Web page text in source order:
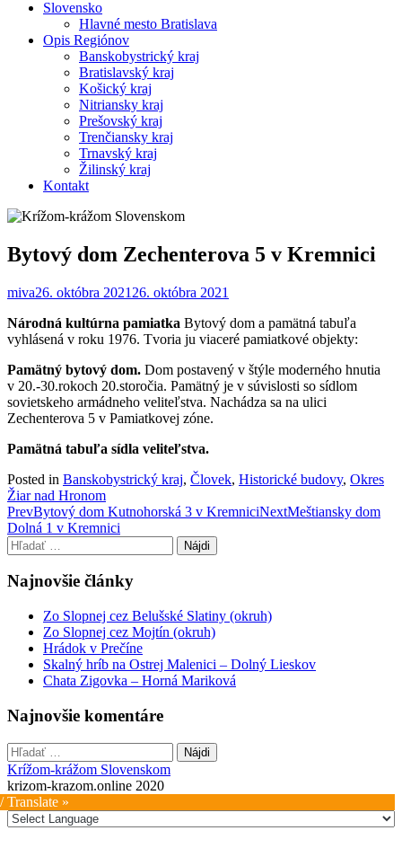
Slovensko
Hlavné mesto Bratislava
Opis Regiónov
Banskobystrický kraj
Bratislavský kraj
Košický kraj
Nitriansky kraj
Prešovský kraj
Trenčiansky kraj
Trnavský kraj
Žilinský kraj
Kontakt
Bytový dom Zechenterova 5 v Kremnici
miva26. októbra 2021 26. októbra 2021
Národná kultúrna pamiatka Bytový dom a pamätná tabuľa
vyhlásená v roku 1976. Tvoria ju viaceré pamiatkové objekty:
Pamätný bytový dom. Dom postavený v štýle moderného hnutia
v 20.-30.rokoch 20.storočia. Pamätný je v súvislosti so sídlom
sovietskeho armádneho veliteľstva. Nachádza sa na ulici
Zechenterova 5 v Pamiatkovej zóne.
Pamätná tabuľa sídla veliteľstva.
Posted in Banskobystrický kraj, Človek, Historické budovy, Okres
Žiar nad Hronom
Post
navigation
PrevBytový dom Kutnohorská 3 v KremniciNextMeštiansky dom
Dolná 1 v Kremnici
Hľadať:
Najnovšie články
Zo Slopnej cez Belušské Slatiny (okruh)
Zo Slopnej cez Mojtín (okruh)
Hrádok v Prečíne
Skalný hríb na Ostrej Malenici – Dolný Lieskov
Chata Zigovka – Horná Mariková
Najnovšie komentáre
Hľadať:
Krížom-krážom Slovenskom
krizom-krazom.online 2020
Translate »